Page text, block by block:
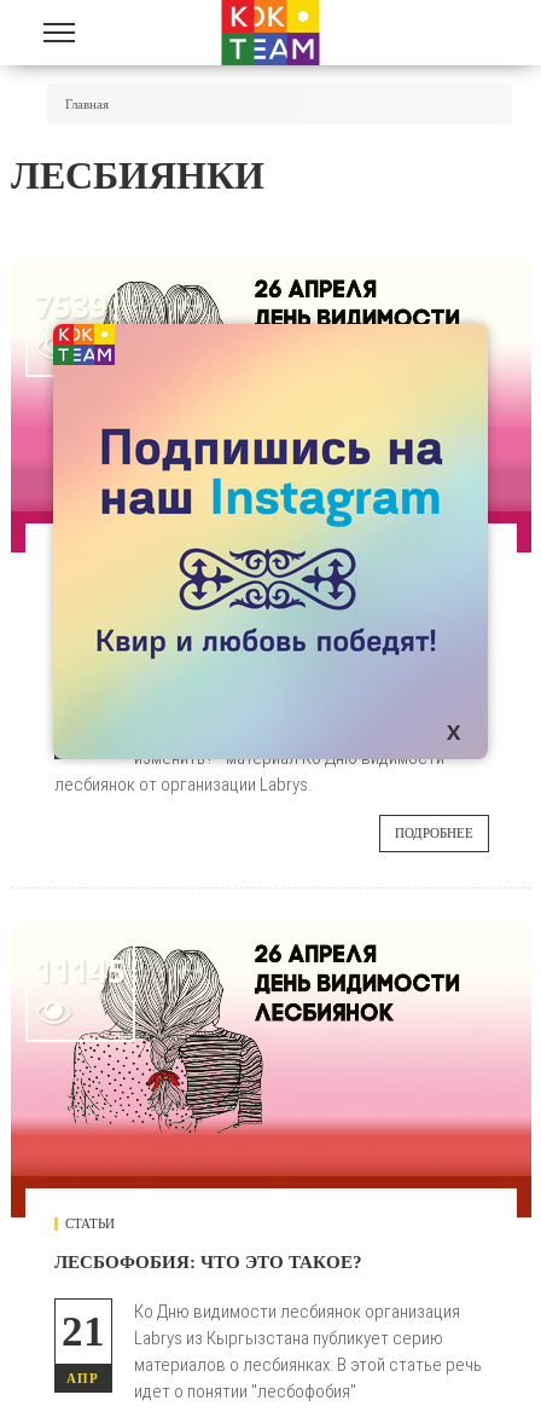
Перейти к основному содержанию
Главная
ЛЕСБИЯНКИ
7539

ОБЕСЦЕНИВАНИЕ ИДЕНТИЧНОСТИ
ЛЕСБИЯНОК
24
нам, когда так делают, и возможно ли это
изменить? - материал Ко Дню видимости
лесбиянок от организации Labrys.
ПОДРОБНЕЕ
11145

СТАТЬИ
ЛЕСБОФОБИЯ: ЧТО ЭТО ТАКОЕ?
21
АПР
Ко Дню видимости лесбиянок организация
Labrys из Кыргызстана публикует серию
материалов о лесбиянках. В этой статье речь
идет о понятии "лесбофобия"